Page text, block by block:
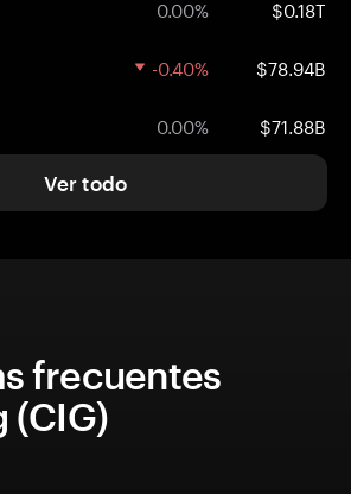
0.00% $0.18T
-0.40% $78.94B
0.00% $71.88B
Ver todo
frecuentes
(CIG)